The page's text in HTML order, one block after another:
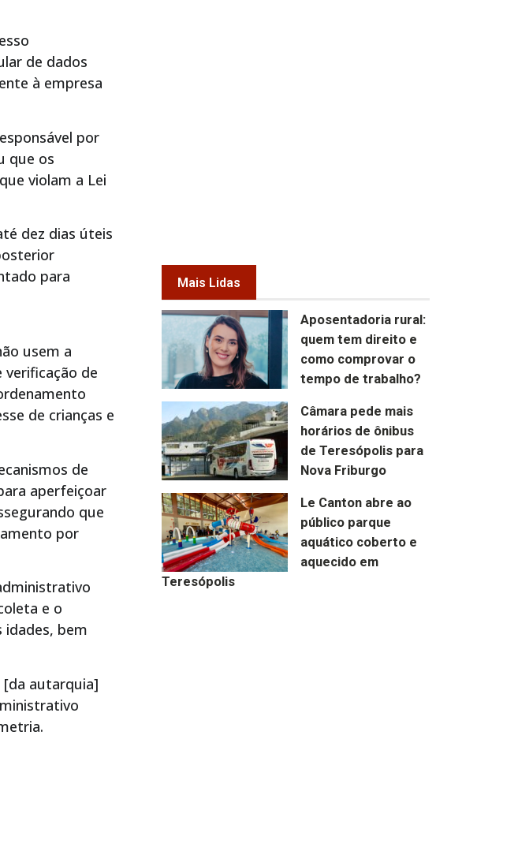
de dados
à empresa
por
que os
violam a Lei
dez dias úteis
para
usem a
de
de crianças e
de
aperfeiçoar
que
por
e o
idades, bem
[da autarquia]
Mais Lidas
Aposentadoria rural:
quem tem direito e
como comprovar o
tempo de trabalho?
Câmara pede mais
horários de ônibus
de Teresópolis para
Nova Friburgo
Le Canton abre ao
público parque
aquático coberto e
aquecido em
Teresópolis